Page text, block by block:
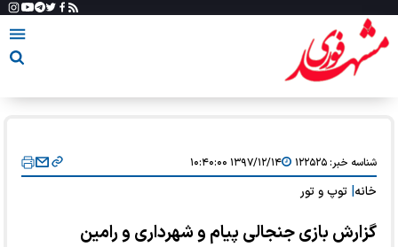
شناسه خبر:۱۲۲۵۲۵ ۱۳۹۷/۱۲/۱۴ ۱۰:۴۰:۰۰
خانه توپ و تور
گزارش بازی جنجالی پیام و شهرداری و رامین